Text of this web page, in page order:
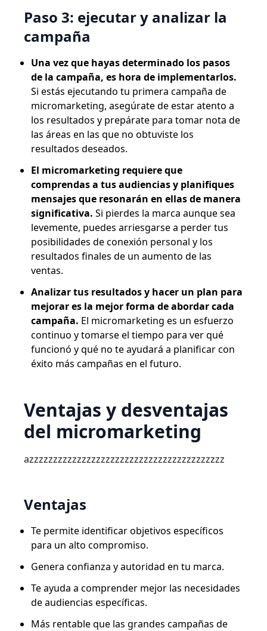
Paso 3: ejecutar y analizar la
campaña
Una vez que hayas determinado los pasos
de la campaña, es hora de implementarlos.
Si estás ejecutando tu primera campaña de
micromarketing, asegúrate de estar atento a
los resultados y prepárate para tomar nota de
las áreas en las que no obtuviste los
resultados deseados.
El micromarketing requiere que
comprendas a tus audiencias y planifiques
mensajes que resonarán en ellas de manera
significativa. Si pierdes la marca aunque sea
levemente, puedes arriesgarse a perder tus
posibilidades de conexión personal y los
resultados finales de un aumento de las
ventas.
Analizar tus resultados y hacer un plan para
mejorar es la mejor forma de abordar cada
campaña. El micromarketing es un esfuerzo
continuo y tomarse el tiempo para ver qué
funcionó y qué no te ayudará a planificar con
éxito más campañas en el futuro.
Ventajas y desventajas
del micromarketing
azzzzzzzzzzzzzzzzzzzzzzzzzzzzzzzzzzzzzzzzz
Ventajas
Te permite identificar objetivos específicos
para un alto compromiso.
Genera confianza y autoridad en tu marca.
Te ayuda a comprender mejor las necesidades
de audiencias específicas.
Más rentable que las grandes campañas de